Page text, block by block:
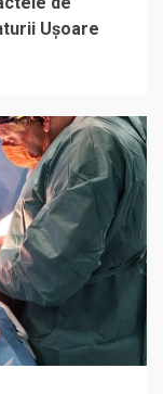
Ușoare